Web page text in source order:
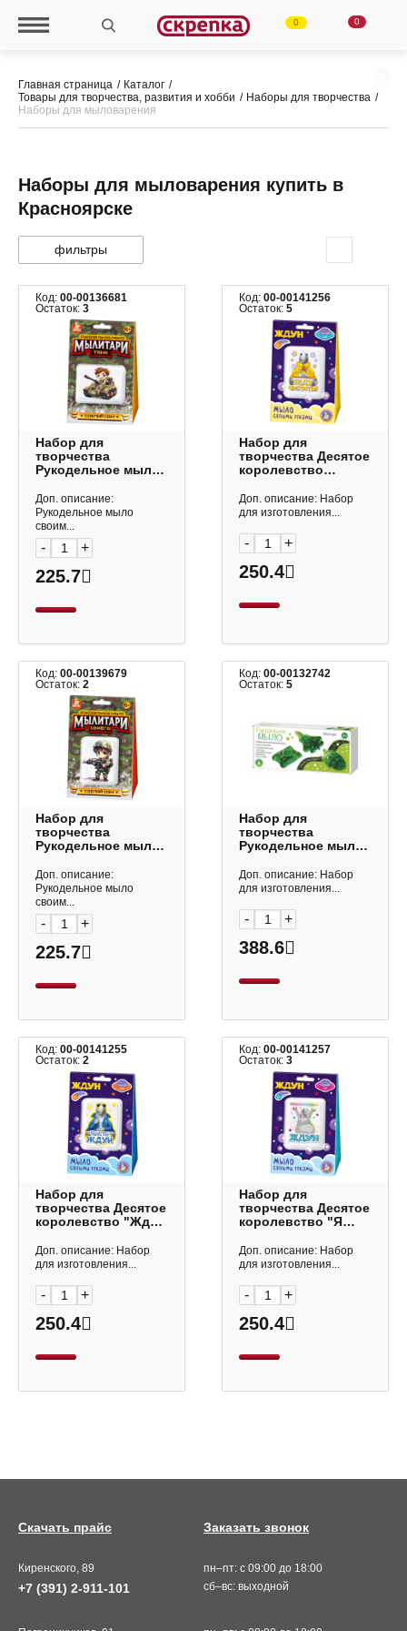
0 0
Главная страница
Каталог
Товары для творчества, развития и хобби
Наборы для творчества
Наборы для мыловарения
Наборы для мыловарения купить в
Красноярске
фильтры
Код: 00-00136681
Остаток: 3
Набор для
творчества
Рукодельное мыло
набор для
мыловарения 05473
Доп. описание:
Рукодельное мыло
своим...
- +
225.7
Код:00-00141256
Остаток:5
Набор для
творчества Десятое
королевство
Ождунительно"
набор для
Доп. описание: Набор
для изготовления...
- +
250.4
Код: 00-00139679
Остаток: 2
Набор для
творчества
Рукодельное мыло
набор для
мыловарения 05472
Доп. описание:
Рукодельное мыло
своим...
- +
225.7
Код:00-00132742
Остаток:5
Набор для
творчества
Рукодельное мыло
для мыловарения
04736
Доп. описание: Набор
для изготовления...
- +
388.6
Код: 00-00141255
Остаток: 2
Набор для
творчества Десятое
королевство "Жду
для мыловарения
05782
Доп. описание: Набор
для изготовления...
- +
250.4
Код:00-00141257
Остаток:3
Набор для
творчества Десятое
королевство "Я
набор для
мыловарения 05784
Доп. описание: Набор
для изготовления...
- +
250.4
Киренского, 89
+7 (391) 2-911-101
пн–пт: с 09:00 до 18:00
сб–вс: выходной
Заказать звонок
Скачать прайс